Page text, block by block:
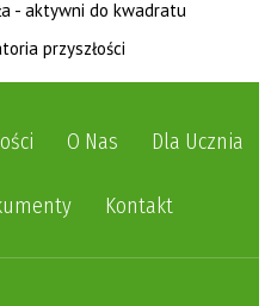
O Nas Dla Ucznia
Kontakt